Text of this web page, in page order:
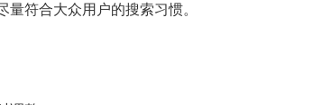
符合大众用户的搜索习惯。